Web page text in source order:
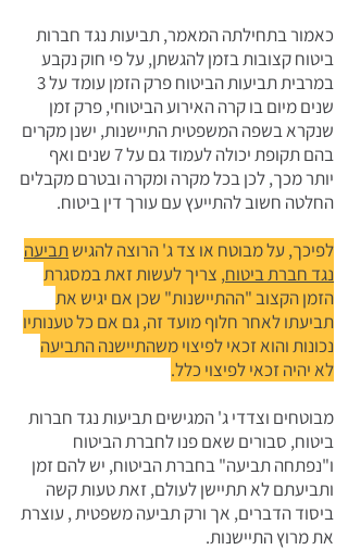
כאמור בתחילתה המאמר, תביעות נגד חברות
ביטוח קצובות בזמן להגשתן, על פי חוק נקבע
במרבית תביעות הביטוח פרק הזמן עומד על 3
שנים מיום בו קרה האירוע הביטוחי, פרק זמן
שנקרא בשפה המשפטית התיישנות, ישנן מקרים
בהם תקופת יכולה לעמוד גם על 7 שנים ואף
יותר מכך, לכן בכל מקרה ומקרה ובטרם מקבלים
החלטה חשוב להתייעץ עם עורך דין ביטוח.
לפיכך, על מבוטח או צד ג' הרוצה להגישתביעה
נגד חברת ביטוח, צריך לעשות זאת במסגרת
הזמן הקצוב "ההתיישנות" שכן אם יגיש את
תביעתו לאחר חלוף מועד זה, גם אם כל טענותיו
נכונות והוא זכאי לפיצוי משהתיישנה התביעה
לא יהיה זכאי לפיצוי כלל.
מבוטחים וצדדי ג' המגישים תביעות נגד חברות
ביטוח, סבורים שאם פנו לחברת הביטוח
ו"נפתחה תביעה" בחברת הביטוח, יש להם זמן
ותביעתם לא תתיישן לעולם, זאת טעות קשה
ביסוד הדברים, אך ורק תביעה משפטית , עוצרת
את מרוץ התיישנות.